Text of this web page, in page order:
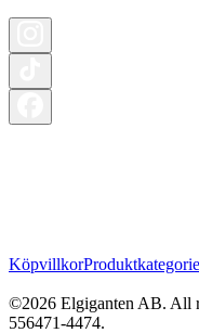
Köpvillkor
©2026 Elgiganten AB. All
556471-4474.